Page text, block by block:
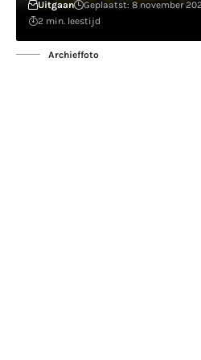
Uitgaan Geplaatst: 8 november
2 min. leestijd
Archieffoto